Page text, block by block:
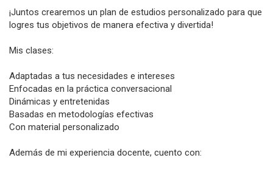
¡Juntos crearemos un plan de estudios personalizado para que
logres tus objetivos de manera efectiva y divertida!
Mis clases:
Adaptadas a tus necesidades e intereses
Enfocadas en la práctica conversacional
Dinámicas y entretenidas
Basadas en metodologías efectivas
Con material personalizado
Además de mi experiencia docente, cuento con: